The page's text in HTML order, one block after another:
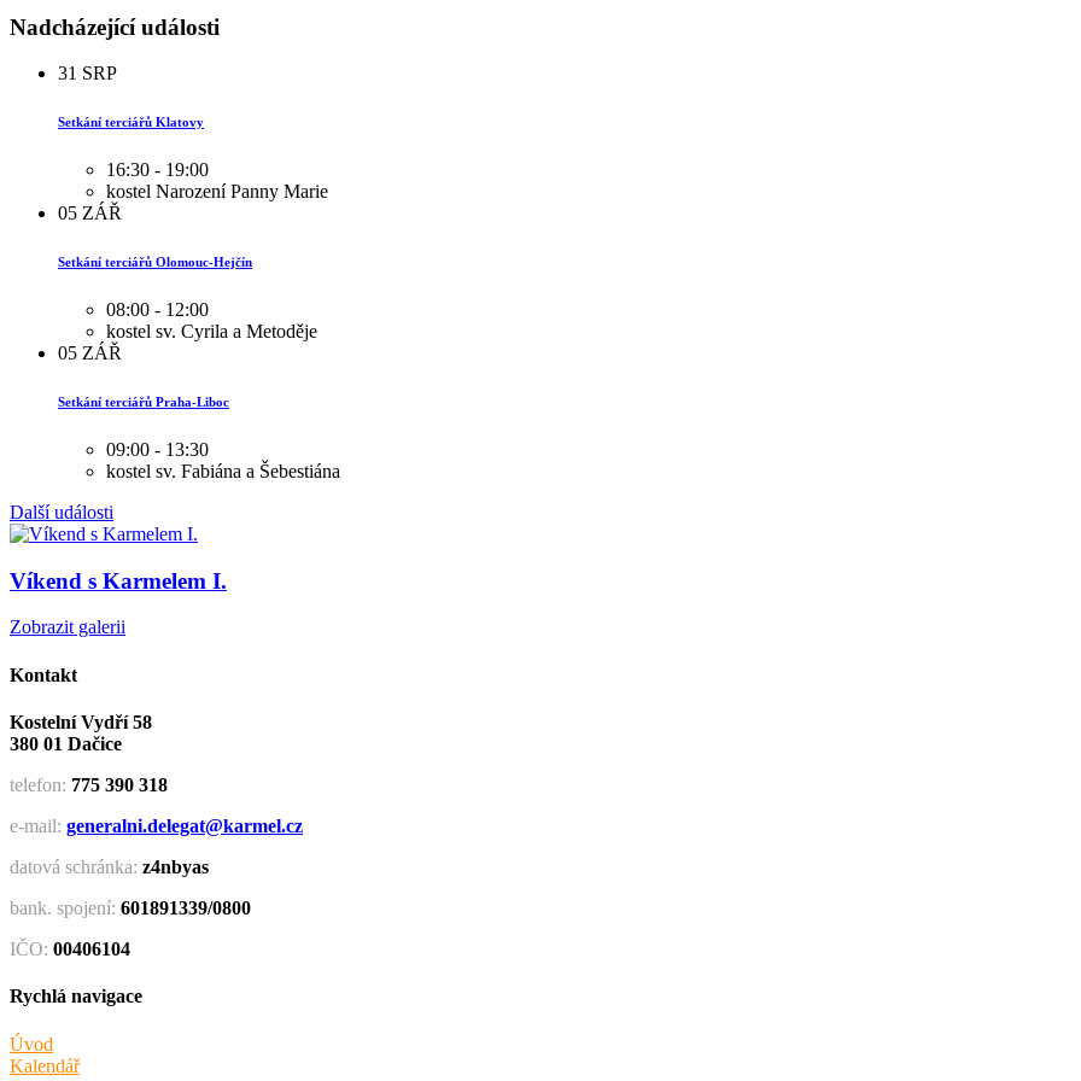
Nadcházející události
31 SRP
Setkání terciářů Klatovy
16:30 - 19:00
kostel Narození Panny Marie
05 ZÁŘ
Setkání terciářů Olomouc-Hejčín
08:00 - 12:00
kostel sv. Cyrila a Metoděje
05 ZÁŘ
Setkání terciářů Praha-Liboc
09:00 - 13:30
kostel sv. Fabiána a Šebestiána
Další události
Víkend s Karmelem I.
Zobrazit galerii
Kontakt
Kostelní Vydří 58
380 01 Dačice
telefon: 775 390 318
e-mail: generalni.delegat@karmel.cz
datová schránka: z4nbyas
bank. spojení: 601891339/0800
IČO: 00406104
Rychlá navigace
Úvod
Kalendář